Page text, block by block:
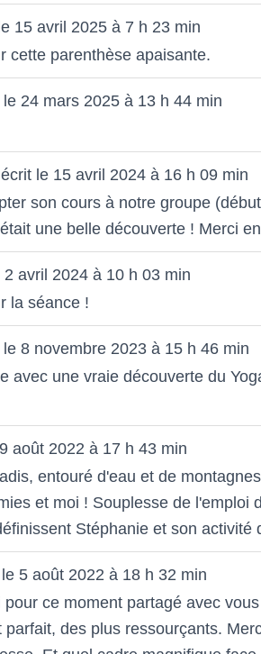
15 avril 2025 à 7 h 23 min
cette parenthèse apaisante.
le 24 mars 2025 à 13 h 44 min
le 15 avril 2024 à 16 h 09 min
son cours à notre groupe
une belle découverte ! Merci
2 avril 2024 à 10 h 03 min
la séance !
le 8 novembre 2023 à 15 h 46 min
avec une vraie découverte du
9 août 2022 à 17 h 43 min
entouré d'eau et de
et moi ! Souplesse de l'emploi
Stéphanie et son activité
5 août 2022 à 18 h 32 min
ce moment partagé avec
parfait, des plus ressourçants.